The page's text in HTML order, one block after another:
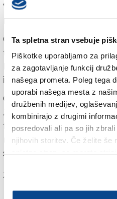
Ta spletna stran vsebuje
Piškotke uporabljamo za
za zagotavljanje funkcij
našega prometa. Poleg tega
uporabi našega mesta z
družbenih medijev,
kombinirajo z drugimi
posredovali ali pa so jih
njihovih storitev. Če želite še
‘pobarvanka’ za
nesprejemljivo,« je navedel.
Obeležje so v Parku
tovarne Rog, zdaj Centra
Pod njega sta se poleg
in Irena Woelle.
Opominja na trpljenje, ki so
Zaradi izbrisa iz registra
februarja 1992 je namreč
nekdanje SFRJ ostalo brez
stalno prebivališče.
Za branje in pisanje